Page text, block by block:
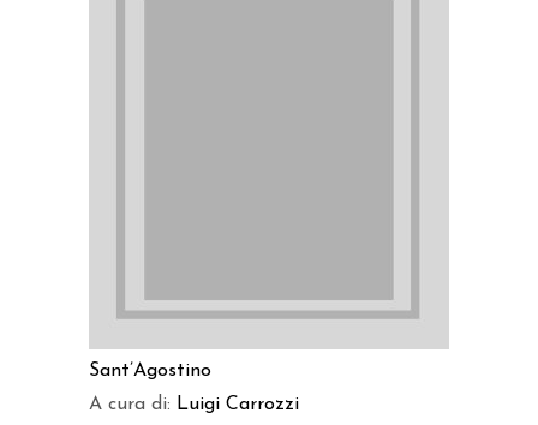
Sant’Agostino
A cura di: Luigi Carrozzi